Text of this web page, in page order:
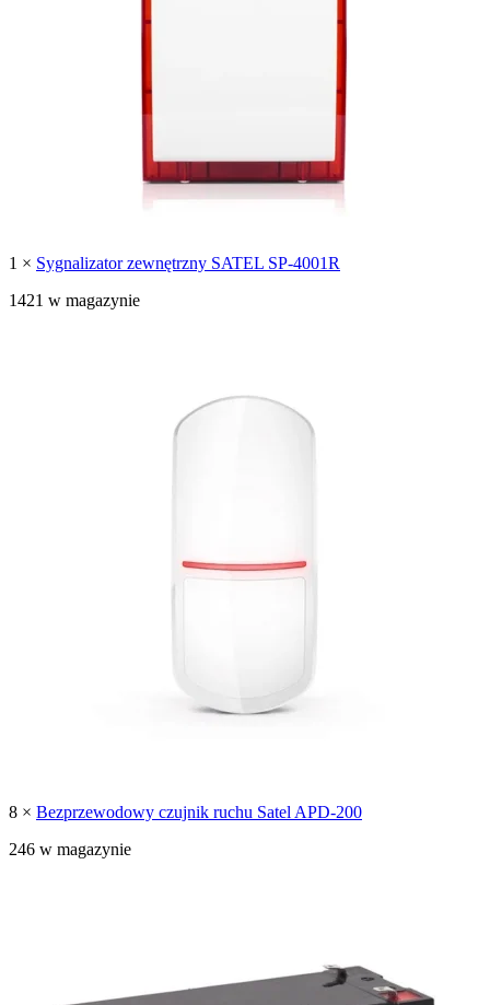
1 × Sygnalizator zewnętrzny SATEL SP-4001R
1421 w magazynie
8 × Bezprzewodowy czujnik ruchu Satel APD-200
246 w magazynie